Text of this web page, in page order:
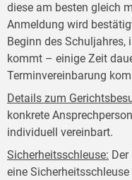
diese am besten gleich
Anmeldung wird
Beginn des Schuljahres,
kommt – einige Zeit
Terminvereinbarung
Details zum
konkrete
individuell vereinbart.
Sicherheitsschleuse:
eine